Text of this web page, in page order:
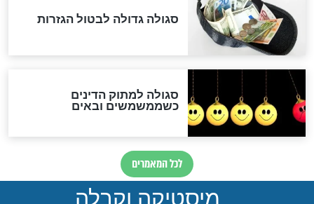
האם אפשר לחשב את הקץ?
מה יהיה בימות המשיח?